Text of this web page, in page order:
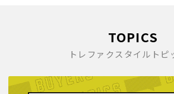
TOPICS
トレファクスタイルトピ